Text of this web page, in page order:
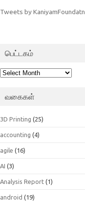
Tweets by KaniyamFoundatn
பெட்டகம்
பெட்டகம்
வகைகள்
3D Printing (25)
accounting (4)
agile (16)
AI (3)
Analysis Report (1)
android (19)